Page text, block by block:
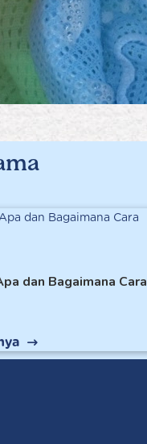
dan Bagaimana Cara